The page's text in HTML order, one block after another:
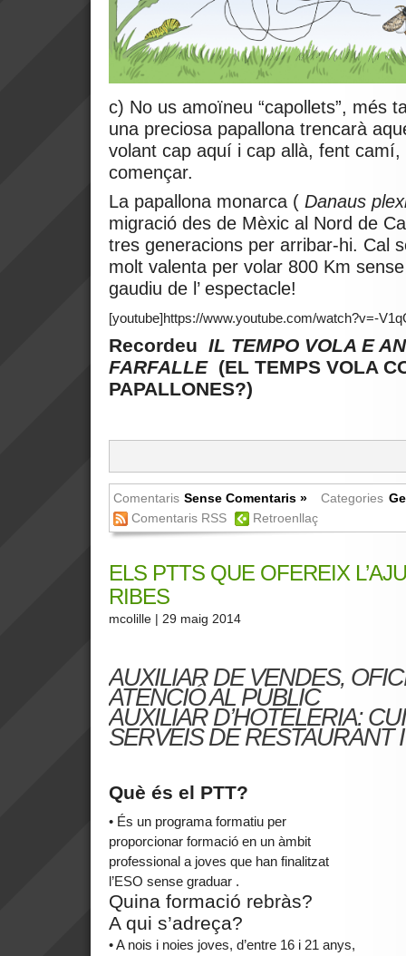
c) No us amoïneu “capollets”, més
una preciosa papallona trencarà
volant cap aquí i cap allà, fent
començar.
La papallona monarca ( Danaus
migració des de Mèxic al Nord de
tres generacions per arribar-hi. Cal
molt valenta per volar 800 Km
gaudiu de l’ espectacle!
[youtube]https://www.youtube.com/watch?v=-
Recordeu IL TEMPO VOLA E
FARFALLE(EL TEMPS VOLA
PAPALLONES?)
Comentaris Sense Comentaris » Categories
Comentaris RSS
Retroenllaç
ELS PTTS QUE OFEREIX
RIBES
mcolille | 29 maig 2014
AUXILIAR DE VENDES,
ATENCIÓ AL PÚBLIC
AUXILIAR D’HOTELERIA:
SERVEIS DE RESTAURANT
Què és el PTT?
• És un programa formatiu per
proporcionar formació en un àmbit
professional a joves que han finalitzat
l’ESO sense graduar .
Quina formació rebràs?
A qui s’adreça?
• A nois i noies joves, d’entre 16 i 21 anys,